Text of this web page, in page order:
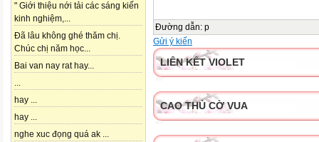
" Giới thiệu nới tải các sáng kiến
kinh nghiệm,...
Đã lâu không ghé thăm chị.
Chúc chị năm học...
Bai van nay rat hay...
...
hay ...
hay ...
nghe xuc đọng quá ak ...
Đường dẫn: p
Gửi ý kiến
LIÊN KẾT VIOLET
CAO THỦ CỜ VUA